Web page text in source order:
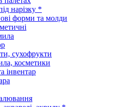
нарізку *
форми та молди
сухофрукти
косметики
інвентар